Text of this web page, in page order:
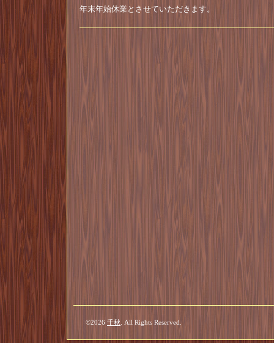
年末年始休業とさせていただきます。
©2026 千秋 . All Rights Reserved.